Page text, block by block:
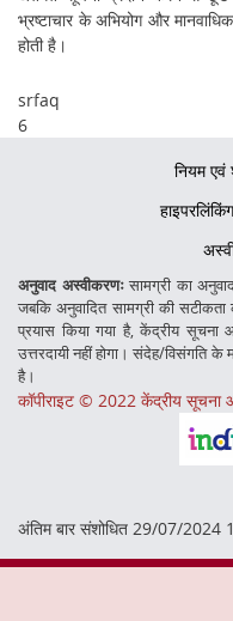
भ्रष्टाचार के अभियोग और
होती है।
srfaq
6
नियम एवं
Secondmenu
अनुवाद अस्वीकरणःसामग्री का अनुवाद
जबकि अनुवादित सामग्री की
प्रयास किया गया है, केंद्रीय सूचना
उत्तरदायी नहीं होगा। संदेह/
है।
कॉपीराइट © 2022 केंद्रीय सूचना
अंतिम बार संशोधित 29/07/2024